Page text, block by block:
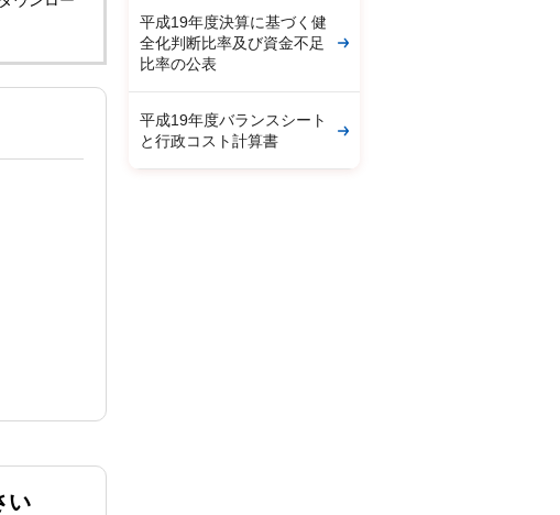
い
平成19年度決算に基づく健
全化判断比率及び資金不足
比率の公表
平成19年度バランスシート
と行政コスト計算書